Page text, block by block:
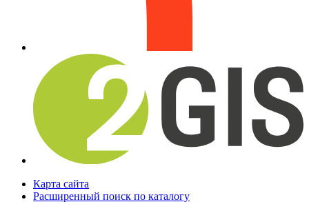
Карта сайта
Расширенный поиск по каталогу